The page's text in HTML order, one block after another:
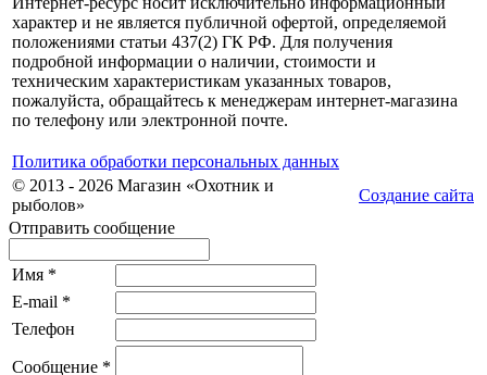
характер и не является публичной офертой, определяемой
положениями статьи 437(2) ГК РФ. Для получения
подробной информации о наличии, стоимости и
техническим характеристикам указанных товаров,
пожалуйста, обращайтесь к менеджерам интернет-магазина
по телефону или электронной почте.
Политика обработки персональных данных
© 2013 - 2026 Магазин «Охотник и
рыболов»
Создание сайта
Отправить сообщение
Имя *
E-mail *
Телефон
Сообщение *